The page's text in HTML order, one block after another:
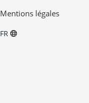
Mentions légales
FR